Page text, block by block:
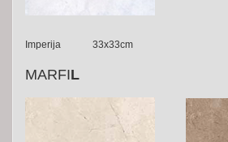
Imperija 33x33cm
MARFIL